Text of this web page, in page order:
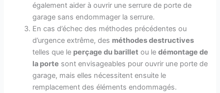
également aider à ouvrir une serrure de porte de
garage sans endommager la serrure.
En cas d’échec des méthodes précédentes ou
d’urgence extrême, des méthodes destructives
telles que le perçage du barillet ou ledémontage de
la porte sont envisageables pour ouvrir une porte de
garage, mais elles nécessitent ensuite le
remplacement des éléments endommagés.